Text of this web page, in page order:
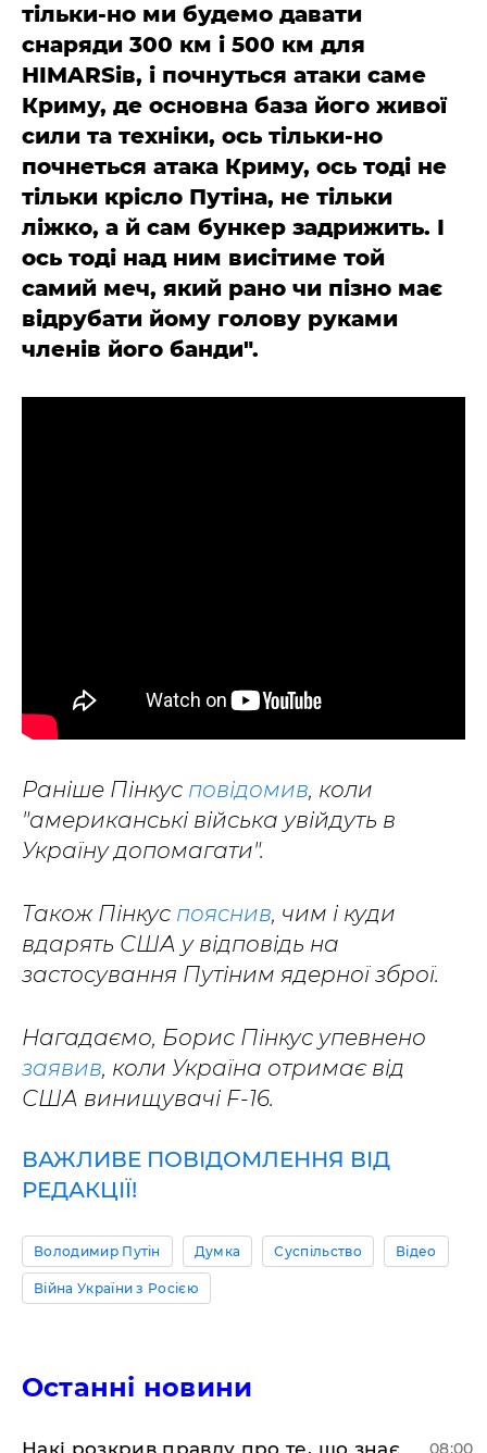
тільки-но ми будемо давати
снаряди 300 км і 500 км для
HIMARSів, і почнуться атаки саме
Криму, де основна база його живої
сили та техніки, ось тільки-но
почнеться атака Криму, ось тоді не
тільки крісло Путіна, не тільки
ліжко, а й сам бункер задрижить. І
ось тоді над ним висітиме той
самий меч, який рано чи пізно має
відрубати йому голову руками
членів його банди".
Раніше Пінкус повідомив, коли
"американські війська увійдуть в
Україну допомагати".
Також Пінкус пояснив, чим і куди
вдарять США у відповідь на
застосування Путіним ядерної зброї.
Нагадаємо, Борис Пінкус упевнено
заявив, коли Україна отримає від
США винищувачі F-16.
ВАЖЛИВЕ ПОВІДОМЛЕННЯ ВІД
РЕДАКЦІЇ!
Володимир Путін Думка Суспільство Відео
Війна України з Росією
Останні новини
Накі розкрив правду про те, що знає 08:00